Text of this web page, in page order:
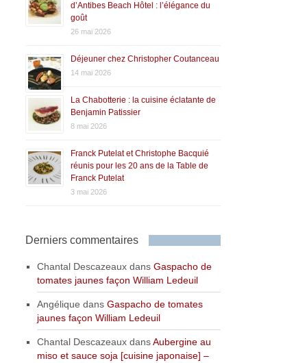
d’Antibes Beach Hôtel : l’élégance du
goût
26 mai 2026
Déjeuner chez Christopher Coutanceau
14 mai 2026
La Chabotterie : la cuisine éclatante de
Benjamin Patissier
8 mai 2026
Franck Putelat et Christophe Bacquié
réunis pour les 20 ans de la Table de
Franck Putelat
3 mai 2026
Derniers commentaires
Chantal Descazeaux dansGaspacho de
tomates jaunes façon William Ledeuil
Angélique dansGaspacho de tomates
jaunes façon William Ledeuil
Chantal Descazeaux dansAubergine au
miso et sauce soja [cuisine japonaise] –